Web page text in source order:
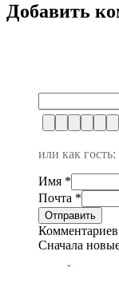
Добавить
или как гость:
Имя *
Почта *
Сначала